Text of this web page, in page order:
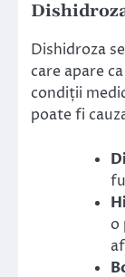
Dishidroza
care apare
condiții
poate fi
o